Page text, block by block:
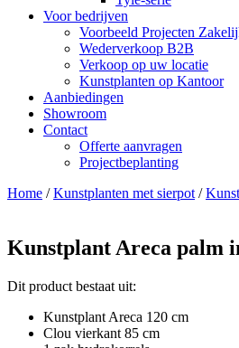
Voor bedrijven
Voorbeeld Projecten
Wederverkoop B2B
Verkoop op uw locatie
Kunstplanten op Kantoor
Aanbiedingen
Showroom
Contact
Offerte aanvragen
Projectbeplanting
Home /Kunstplanten met sierpot /
Kunstplant Areca palm
Dit product bestaat uit:
Kunstplant Areca 120 cm
Clou vierkant 85 cm